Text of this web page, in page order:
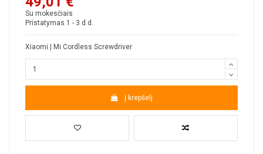
Su mokesčiais
Pristatymas 1 - 3 d.d.
Xiaomi | Mi Cordless Screwdriver
Į krepšelį